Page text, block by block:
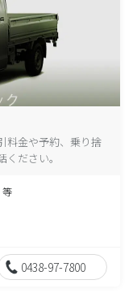
料金や予約、乗り捨
ださい。
等
0438-97-7800